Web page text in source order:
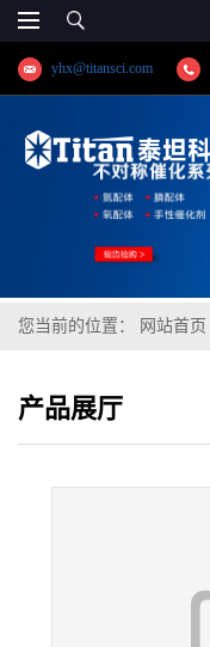
yhx@titansci.com
您当前的位置： 网站首页
产品展厅